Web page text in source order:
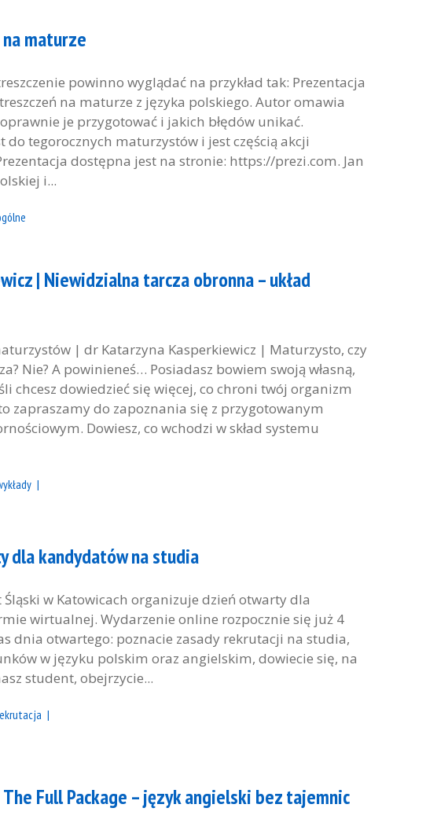
maturze
powinno wyglądać na przykład tak: Prezentacja
na maturze z języka polskiego. Autor omawia
je przygotować i jakich błędów unikać.
do tegorocznych maturzystów i jest częścią akcji
dostępna jest na stronie: https://prezi.com. Jan
i...
| Niewidzialna tarcza obronna – układ
| dr Katarzyna Kasperkiewicz | Maturzysto, czy
Nie? A powinieneś… Posiadasz bowiem swoją własną,
chcesz dowiedzieć się więcej, co chroni twój organizm
zapraszamy do zapoznania się z przygotowanym
Dowiesz, co wchodzi w skład systemu
dla kandydatów na studia
w Katowicach organizuje dzień otwarty dla
wirtualnej. Wydarzenie online rozpocznie się już 4
dnia otwartego: poznacie zasady rekrutacji na studia,
w języku polskim oraz angielskim, dowiecie się, na
student, obejrzycie...
Full Package – język angielski bez tajemnic